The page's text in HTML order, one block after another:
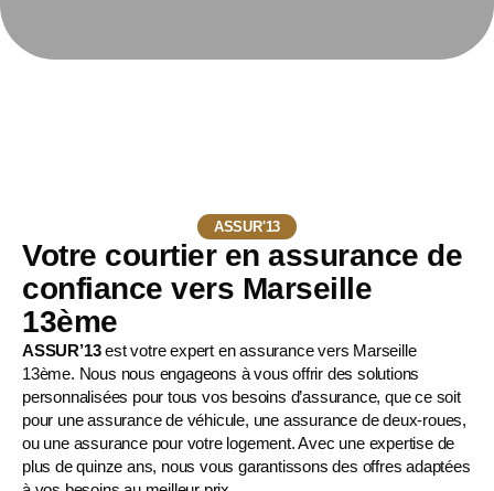
ASSUR'13
Votre courtier en assurance de
confiance vers Marseille
13ème
ASSUR’13est votre expert en assurance vers Marseille
13ème. Nous nous engageons à vous offrir des solutions
personnalisées pour tous vos besoins d’assurance, que ce soit
pour uneassurance de véhicule, une assurance de deux-roues,
ou une assurance pour votre logement. Avec une expertise de
plus de quinze ans, nous vous garantissons des offres adaptées